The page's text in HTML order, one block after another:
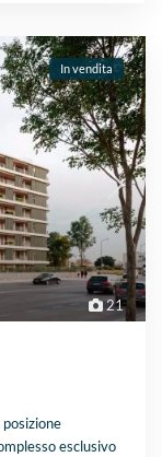
21
In vendita
esclusivo